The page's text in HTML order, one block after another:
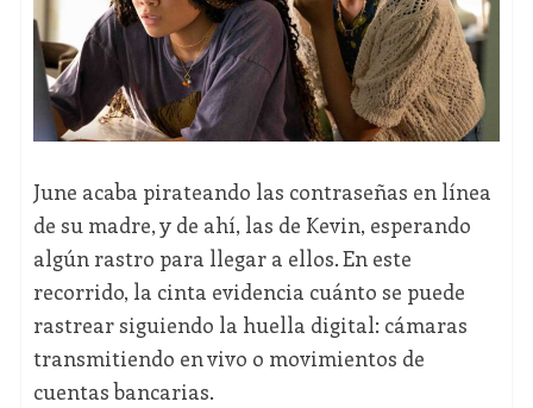
June acaba pirateando las contraseñas en línea
de su madre, y de ahí, las de Kevin, esperando
algún rastro para llegar a ellos. En este
recorrido, la cinta evidencia cuánto se puede
rastrear siguiendo la huella digital: cámaras
transmitiendo en vivo o movimientos de
cuentas bancarias.